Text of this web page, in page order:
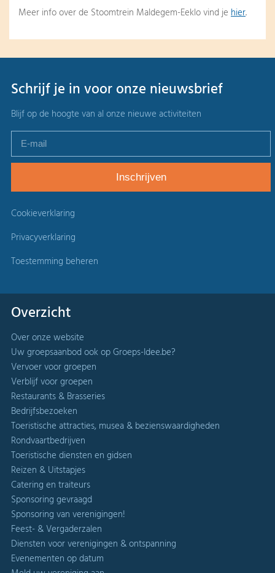
Meer info over de Stoomtrein Maldegem-Eeklo vind je hier.
Schrijf je in voor onze nieuwsbrief
Blijf op de hoogte van al onze nieuwe activiteiten
Cookieverklaring
Privacyverklaring
Toestemming beheren
Overzicht
Over onze website
Uw groepsaanbod ook op Groeps-Idee.be?
Vervoer voor groepen
Verblijf voor groepen
Restaurants & Brasseries
Bedrijfsbezoeken
Toeristische attracties, musea & bezienswaardigheden
Rondvaartbedrijven
Toeristische diensten en gidsen
Reizen & Uitstapjes
Catering en traiteurs
Sponsoring gevraagd
Sponsoring van verenigingen!
Feest- & Vergaderzalen
Diensten voor verenigingen & ontspanning
Evenementen op datum